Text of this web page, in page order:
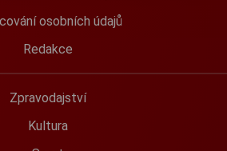
osobních údajů
Redakce
Zpravodajství
Kultura